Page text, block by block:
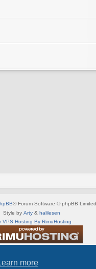
more
® Forum Software © phpBB Limited
Style by Arty & halilesen
VPS Hosting By RimuHosting
Privacy|Terms